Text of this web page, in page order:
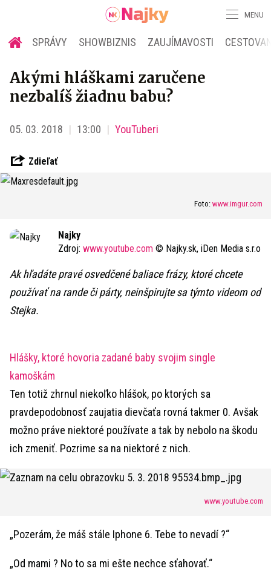
MENU
SPRÁVY SHOWBIZNIS ZAUJÍMAVOSTI
Akými hláškami zaručene
nezbalíš žiadnu babu?
05. 03. 2018 13:00 YouTuberi
Zdieľať
Foto: www.imgur.com
Najky
Zdroj: www.youtube.com © Najky.sk, iDen Media s.r.o
Ak hľadáte pravé osvedčené baliace frázy, ktoré chcete
používať na rande či párty, neinšpirujte sa týmto videom od
Stejka.
Hlášky, ktoré hovoria zadané baby svojim single
kamoškám
Ten totiž zhrnul niekoľko hlášok, po ktorých sa
pravdepodobnosť zaujatia dievčaťa rovná takmer 0. Avšak
možno práve niektoré používate a tak by nebolo na škodu
ich zmeniť. Pozrime sa na niektoré z nich.
www.youtube.com
„Pozerám, že máš stále Iphone 6. Tebe to nevadí ?“
„Od mami ? No to sa mi ešte nechce sťahovať.“